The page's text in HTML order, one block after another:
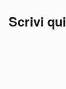
Scrivi